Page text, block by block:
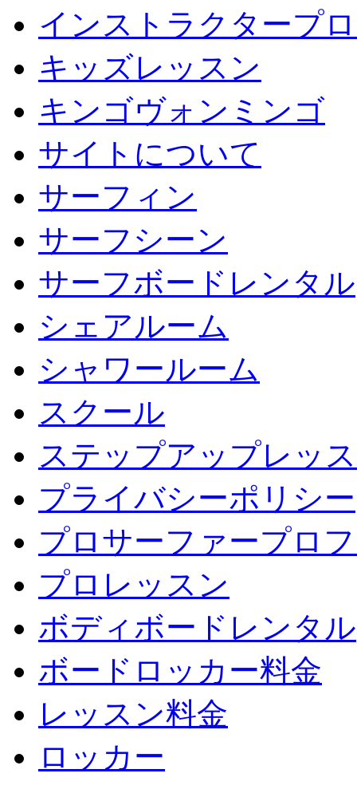
インストラクタープ
キッズレッスン
キンゴヴォンミンゴ
サイトについて
サーフィン
サーフシーン
サーフボードレンタル
シェアルーム
シャワールーム
スクール
ステップアップレッ
プライバシーポリシー
プロサーファープロ
プロレッスン
ボディボードレンタル
ボードロッカー料金
レッスン料金
ロッカー